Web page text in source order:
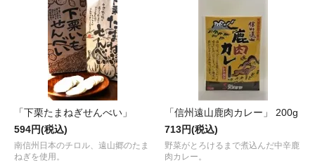
「下栗たまねぎせんべい」
594円(税込)
南信州日本のチロル、遠山郷のたま
ねぎを使用。
「信州遠山鹿肉カレー」 200g
713円(税込)
野菜がとろけるまで煮込んだ中辛鹿
肉カレー。